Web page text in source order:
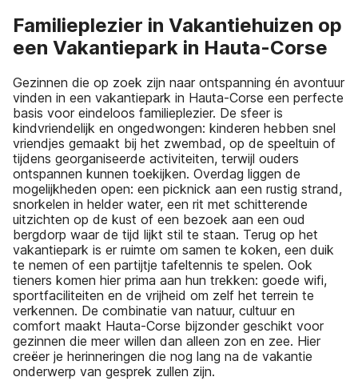
Familieplezier in Vakantiehuizen op
een Vakantiepark in Hauta-Corse
Gezinnen die op zoek zijn naar ontspanning én avontuur
vinden in een vakantiepark in Hauta-Corse een perfecte
basis voor eindeloos familieplezier. De sfeer is
kindvriendelijk en ongedwongen: kinderen hebben snel
vriendjes gemaakt bij het zwembad, op de speeltuin of
tijdens georganiseerde activiteiten, terwijl ouders
ontspannen kunnen toekijken. Overdag liggen de
mogelijkheden open: een picknick aan een rustig strand,
snorkelen in helder water, een rit met schitterende
uitzichten op de kust of een bezoek aan een oud
bergdorp waar de tijd lijkt stil te staan. Terug op het
vakantiepark is er ruimte om samen te koken, een duik
te nemen of een partijtje tafeltennis te spelen. Ook
tieners komen hier prima aan hun trekken: goede wifi,
sportfaciliteiten en de vrijheid om zelf het terrein te
verkennen. De combinatie van natuur, cultuur en
comfort maakt Hauta-Corse bijzonder geschikt voor
gezinnen die meer willen dan alleen zon en zee. Hier
creëer je herinneringen die nog lang na de vakantie
onderwerp van gesprek zullen zijn.